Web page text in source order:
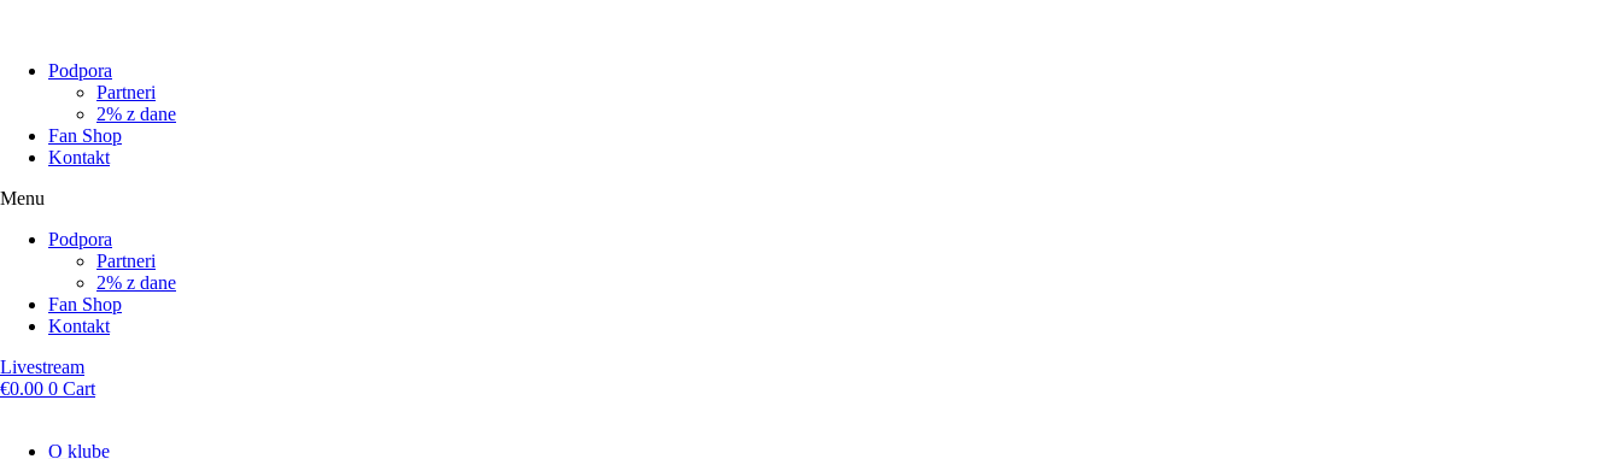
Podpora
Partneri
2% z dane
Fan Shop
Kontakt
Menu
Podpora
Partneri
2% z dane
Fan Shop
Kontakt
Livestream
€0.00 0 Cart
O klube